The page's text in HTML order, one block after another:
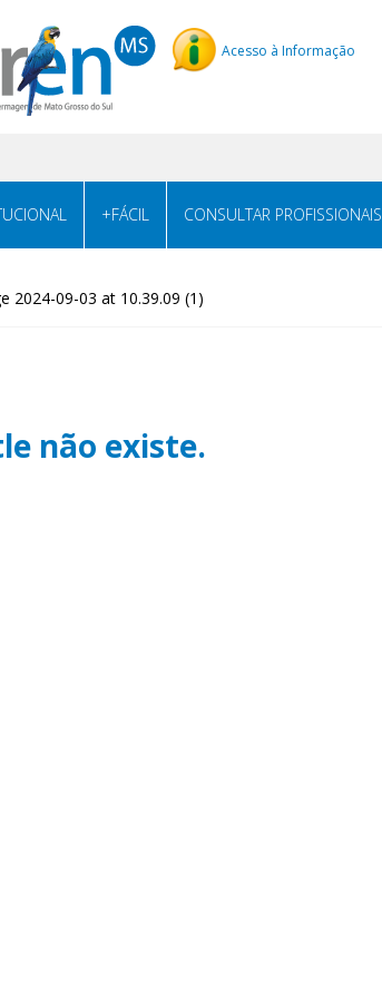
Acesso à Informação
+FÁCIL CONSULTAR PROFISSIONAIS
2024-09-03 at 10.39.09 (1)
não existe.